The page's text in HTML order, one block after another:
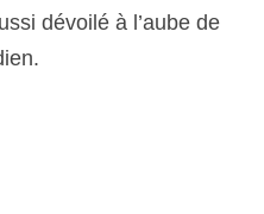
dévoilé à l’aube de